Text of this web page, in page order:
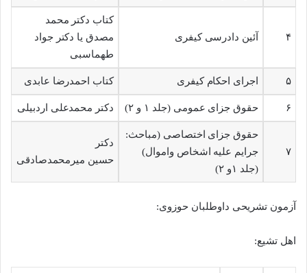
۴ آئین دادرسی کیفری
کتاب دکتر محمد
مصدق یا دکتر جواد
طهماسبی
۵ اجرای احکام کیفری کتاب احمدرضا عابدی
۶ حقوق جزای عمومی (جلد ۱ و ۲) دکتر محمدعلی اردبیلی
۷
حقوق جزای اختصاصی (مباحث:
جرایم علیه اشخاص واموال)
(جلد ۱و ۲)
دکتر
حسین میرمحمدصادقی
آزمون تشریحی داوطلبان حوزوی:
اهل تشیع: